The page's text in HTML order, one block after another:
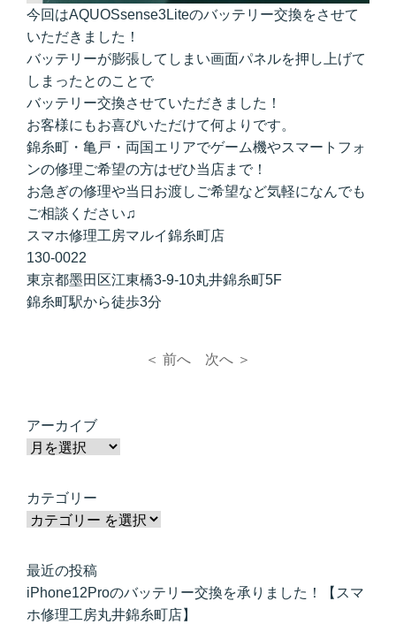
今回はAQUOSsense3Liteのバッテリー交換をさせて
いただきました！
バッテリーが膨張してしまい画面パネルを押し上げて
しまったとのことで
バッテリー交換させていただきました！
お客様にもお喜びいただけて何よりです。
錦糸町・亀戸・両国エリアでゲーム機やスマートフォ
ンの修理ご希望の方はぜひ当店まで！
お急ぎの修理や当日お渡しご希望など気軽になんでも
ご相談ください♫
スマホ修理工房マルイ錦糸町店
130-0022
東京都墨田区江東橋3-9-10丸井錦糸町5F
錦糸町駅から徒歩3分
＜ 前へ 次へ ＞
アーカイブ
カテゴリー
最近の投稿
iPhone12Proのバッテリー交換を承りました！【スマ
ホ修理工房丸井錦糸町店】